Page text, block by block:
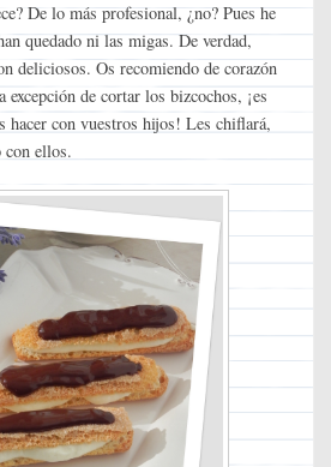
De lo más profesional, ¿no? Pues he
quedado ni las migas. De verdad,
deliciosos. Os recomiendo de corazón
excepción de cortar los bizcochos, ¡es
hacer con vuestros hijos! Les chiflará,
con ellos.